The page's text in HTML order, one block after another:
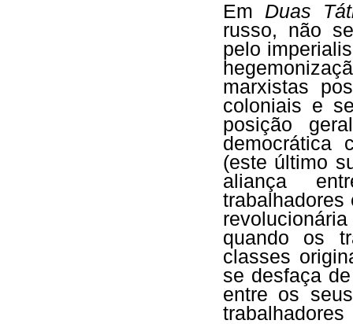
Em Duas
russo, não
pelo
marxistas
coloniais e
posição
democrática
(este último
aliança
quando os
classes
se desfaça
entre os